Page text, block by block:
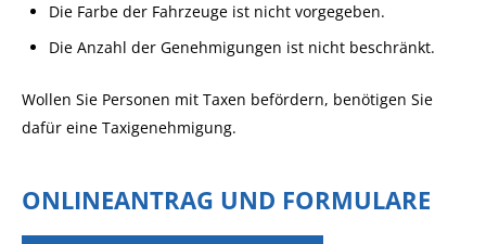
Die Farbe der Fahrzeuge ist nicht vorgegeben.
Die Anzahl der Genehmigungen ist nicht beschränkt.
Wollen Sie Personen mit Taxen befördern, benötigen Sie
dafür eine Taxigenehmigung.
ONLINEANTRAG UND FORMULARE